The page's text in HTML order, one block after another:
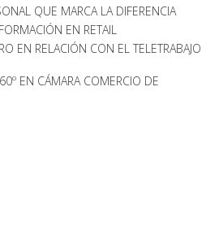
QUE MARCA LA DIFERENCIA
EN RETAIL
EN RELACIÓN CON EL TELETRABAJO
EN CÁMARA COMERCIO DE